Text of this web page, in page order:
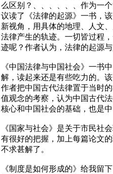
么区别？、、、、、、作为一
议读了《法律的起源》一书，
新视角，用具体的地理、人文
法律产生的轨迹。一切皆过程
迹呢？作者认为，法律的起源
《中国法律与中国社会》一书
解，读起来还是有些吃力的。
作者把中国古代法律置于当时
值观念的考察，认为中国古代
核心和中国社会的基础，也是
《国家与社会》是关于市民社
有很好的把握，加上每篇论文
不求甚解了。
《制度是如何形成的》给我留